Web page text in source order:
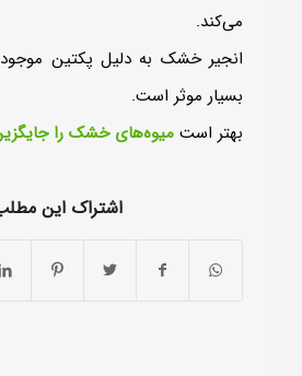
می‌کند.
انجیر خشک به دلیل پکتین
بسیار موثر است.
بهتر است میوه‎‌های خشک را جایگزین تنقلات مضر کنید
اشتراک این